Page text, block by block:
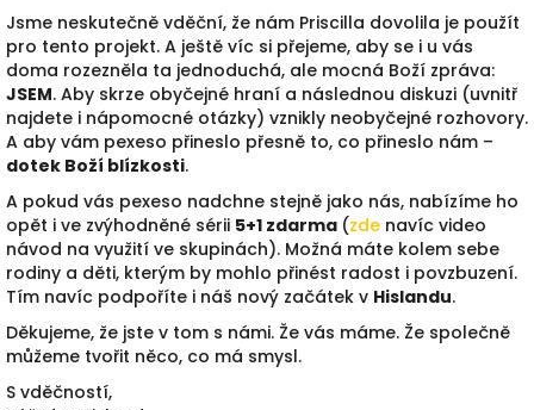
Jsme neskutečně vděční, že nám Priscilla dovolila je použít
pro tento projekt. A ještě víc si přejeme, aby se i u vás
doma rozezněla ta jednoduchá, ale mocná Boží zpráva:
JSEM. Aby skrze obyčejné hraní a následnou diskuzi (uvnitř
najdete i nápomocné otázky) vznikly neobyčejné rozhovory.
A aby vám pexeso přineslo přesně to, co přineslo nám –
dotek Boží blízkosti.
A pokud vás pexeso nadchne stejně jako nás, nabízíme ho
opět i ve zvýhodněné sérii 5+1 zdarma (zde navíc video
návod na využití ve skupinách). Možná máte kolem sebe
rodiny a děti, kterým by mohlo přinést radost i povzbuzení.
Tím navíc podpoříte i náš nový začátek v Hislandu.
Děkujeme, že jste v tom s námi. Že vás máme. Že společně
můžeme tvořit něco, co má smysl.
S vděčností,